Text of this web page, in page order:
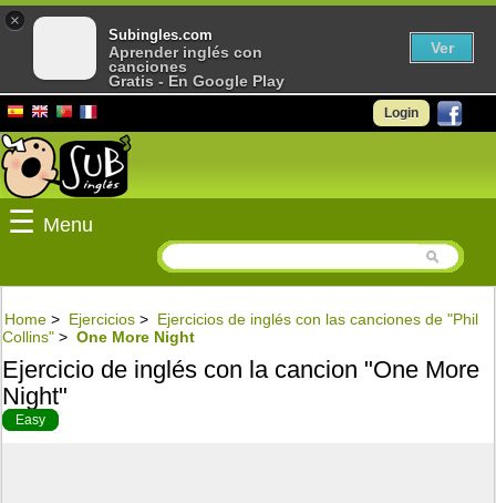
Login
☰ Menu
Home > Ejercicios > Ejercicios de inglés con las canciones de "Phil
Collins" > One More Night
Ejercicio de inglés con la cancion "One More
Night"
Easy
×
Subingles.com
Aprender inglés con
canciones
Gratis - En Google Play
Ver